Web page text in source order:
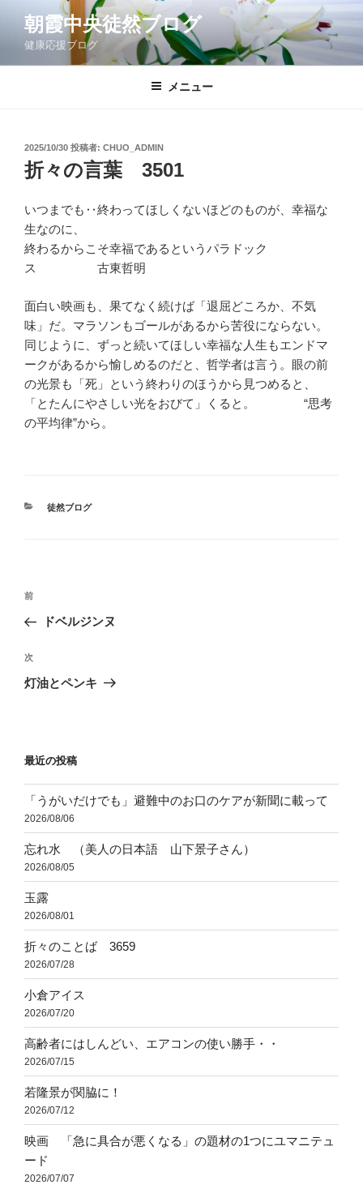
ン
朝霞中央徒然ブログ
健康応援ブログ
メニュー
投
稿
日:
2025/10/30 投稿者: CHUO_ADMIN
折々の言葉 3501
いつまでも‥終わってほしくないほどのものが、幸福な
生なのに、
終わるからこそ幸福であるというパラドック
ス 古東哲明
面白い映画も、果てなく続けば「退屈どころか、不気
味」だ。マラソンもゴールがあるから苦役にならない。
同じように、ずっと続いてほしい幸福な人生もエンドマ
ークがあるから愉しめるのだと、哲学者は言う。眼の前
の光景も「死」という終わりのほうから見つめると、
「とたんにやさしい光をおびて」くると。 “思考
の平均律”から。
カ
徒然ブログ
投
ナ
ビ
ゲ
ン
前
の
稿
前
ドベルジンヌ
次
の
次
灯油とペンキ
最近の投稿
「うがいだけでも」避難中のお口のケアが新聞に載って
2026/08/06
忘れ水 （美人の日本語 山下景子さん）
2026/08/05
玉露
2026/08/01
折々のことば 3659
2026/07/28
小倉アイス
2026/07/20
高齢者にはしんどい、エアコンの使い勝手・・
2026/07/15
若隆景が関脇に！
2026/07/12
映画 「急に具合が悪くなる」の題材の1つにユマニテュ
ード
2026/07/07